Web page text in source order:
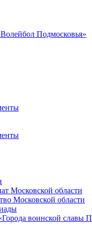
Подмосковья»
Московской области
Московской области
воинской славы